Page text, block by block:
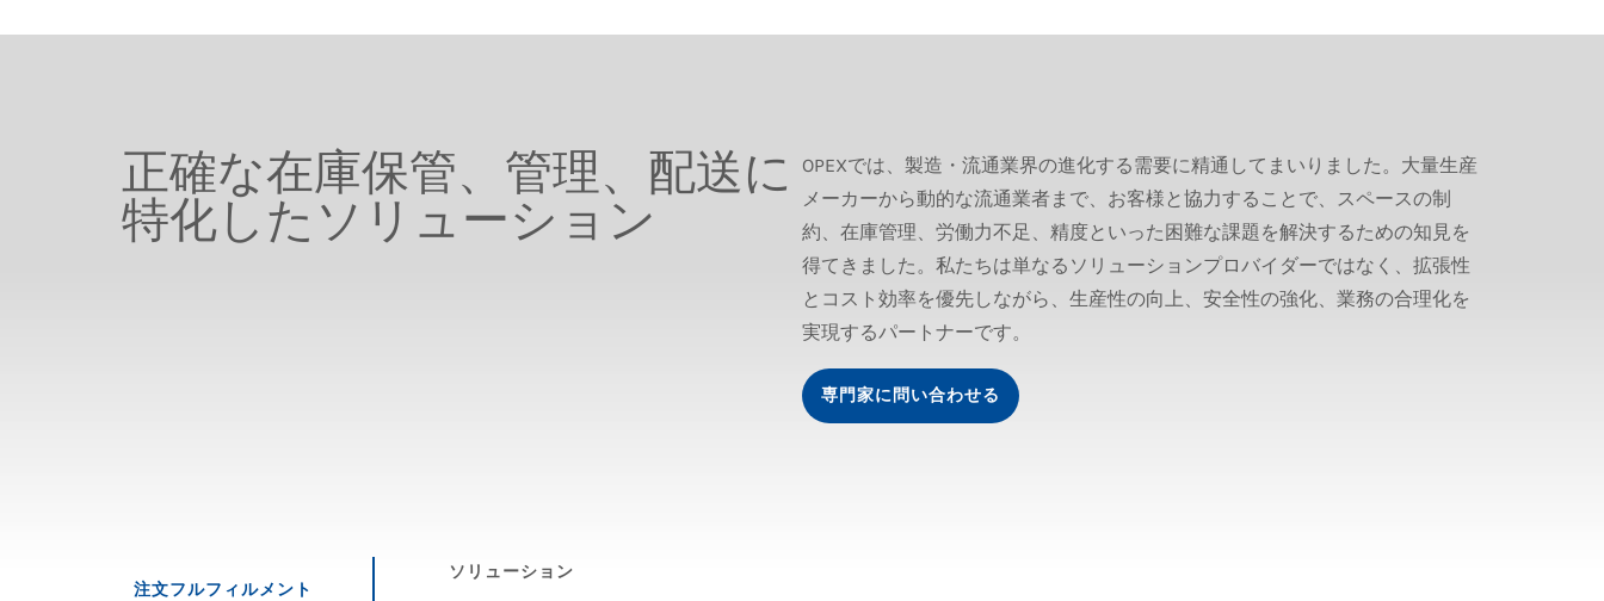
正確な在庫保管、管理、配送に
特化したソリューション
OPEXでは、製造・流通業界の進化する需要に精通してまいりました。大量生産
メーカーから動的な流通業者まで、お客様と協力することで、スペースの制
約、在庫管理、労働力不足、精度といった困難な課題を解決するための知見を
得てきました。私たちは単なるソリューションプロバイダーではなく、拡張性
とコスト効率を優先しながら、生産性の向上、安全性の強化、業務の合理化を
実現するパートナーです。
専門家に問い合わせる
注文フルフィルメント
ソリューション